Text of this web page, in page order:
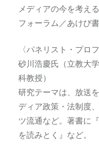
メディアの今を考え
フォーラム／あけび
〈パネリスト・プロ
砂川浩慶氏（立教大
科教授）
研究テーマは、放送
ディア政策・法制度
ツ流通など。著書に
を読みとく』など。